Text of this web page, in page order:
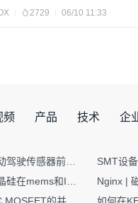
2729 06/10 11:33
频 产品 技术 企